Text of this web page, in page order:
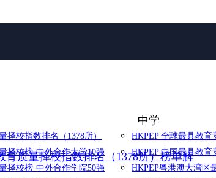
择校指数排名（1378所）
择校榜·中外合作大学10强
择校榜·中外合作学院50强
中学
HKPEP 全球最具教育
HKPEP 中国最具教育
HKPEP粵港澳大湾区
育质量择校指数排名（1378所）榜单解